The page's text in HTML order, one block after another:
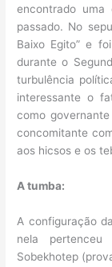
encontrado
passado. No
Baixo Egito” e
durante o
turbulência
interessante o
como
concomitante
aos hicsos e os
A tumba:
A configuração
nela
Sobekhotep